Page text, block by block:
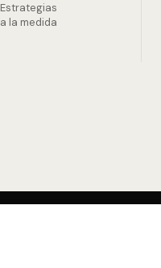
Estrategias
a la medida